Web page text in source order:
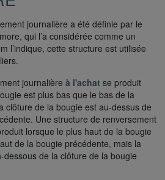
journalière a été définie par le
qui l’a considérée comme un
l’indique, cette structure est utilisée
journalière à l'achat se produit
est plus bas que le bas de la
clôture de la bougie est au-dessus de
Une structure de renversement
lorsque le plus haut de la bougie
de la bougie précédente, mais la
de la clôture de la bougie